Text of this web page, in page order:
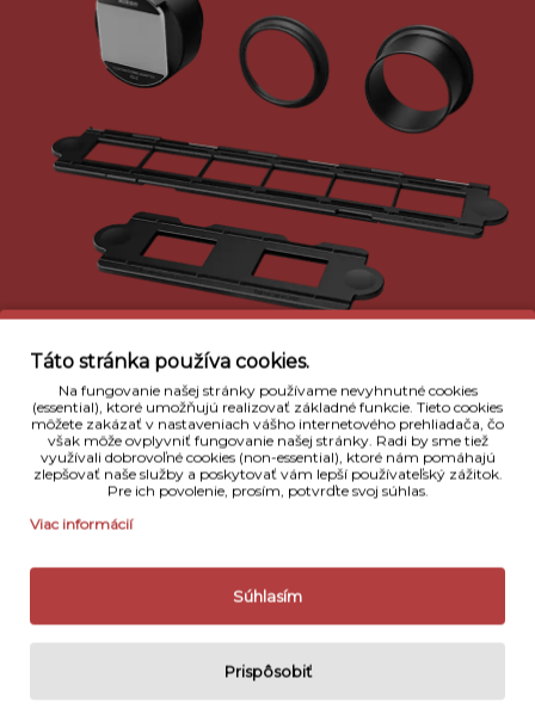
Popis
Nikon adaptér ES-2 je nový filmový adapter pre
zrkadlovky Nikon pomocou ktorého veľmi rychlo a
kvalitne zdigitalizujete svoj 35mm filmový archív.
Adaptér umožňuje premeniť farebné, alebo aj
bez použitia skenera pri použití objektívu ako AF-S
Táto stránka používa cookies.
Na fungovanie našej stránky používame nevyhnutné cookies
(essential), ktoré umožňujú realizovať základné funkcie. Tieto cookies
môžete zakázať v nastaveniach vášho internetového prehliadača, čo
však môže ovplyvniť fungovanie našej stránky. Radi by sme tiež
využívali dobrovoľné cookies (non-essential), ktoré nám pomáhajú
zlepšovať naše služby a poskytovať vám lepší používateľský zážitok.
Pre ich povolenie, prosím, potvrďte svoj súhlas.
Viac informácií
Súhlasím
Prispôsobiť